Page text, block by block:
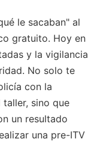
le sacaban" al
gratuito. Hoy en
y la vigilancia
No solo te
con la
sino que
un resultado
una pre-ITV